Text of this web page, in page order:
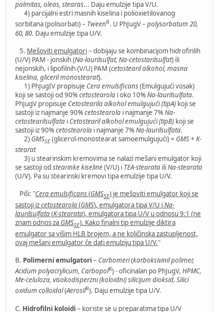
palmitas, oleas, stearas... Daju emulzije tipa V/U.
4) parcijalni estri masnih kiselina i polioxietilovanog
sorbitana (polisorbati) – TweenR. U PhJugV – polysorbatum 20,
60, 80. Daju emulzije tipa U/V.
5. Mešoviti emulgatori– dobijaju se kombinacijom hidrofinlih
(U/V) PAM - jonskih (Na-laurilsulfat, Na-cetostarilsulfat) ili
nejonskih, i lipofilnih (V/U) PAM (cetostearil alkohol, masna
kiselina, gliceril monostearat).
1) PhJugIV propisuje Cera emulsificans(Emulgujući vosak)
koji se sastoji od 90%cetostearola i oko 10%Na-laurilsulfata.
PhJugV propisuje Cetostearila alkohol emulgujući (tipA) koji se
sastoji iz najmanje 90%cetostearola i najmanje 7%Na-
cetostearilsulfata i Cetostearil alkohol emulgujući (tipB) koji se
sastoji iz 90%cetostearola i najmanje 7%Na-laurilsulfata.
2) GMSSE (glicerol-monostearat samoemulgujući) = GMS+ K-
stearat
3) u stearinskim kremovima se nalazi mešani emulgator koji
se sastoji od stearinke kiseline(V/U) i TEA-stearata iliNa-stearata
(U/V). Pa su stearinski kremovi tipa emulzije tipa U/V.
Piši: "Cera emulsificans(GMSSE) je mešoviti emulgator koji se
sastoji izcetostearola(GMS), emulgatora tipa V/U iNa-
laurilsulfata(K-stearata), emulgatora tipa U/V u odnosu 9:1 (ne
znam odnos za GMSSE). Kako finalni tip emulzije diktira
emulgator sa višim HLB brojem, a ne količinska zastupljenost,
ovaj mešani emulgator će dati emulziju tipa U/V."
B. Polimerni emulgatori – Carbomeri(karboksivinil polimer,
Acidum polyacrylicum, CarbopolR) - oficinalan po PhJugV, HPMC,
Me-celuloza, visokodisperzni (koloidni) silicijum dioksid, Silici
oxidum colloidal(AerosilR). Daju emulzije tipa U/V.
C. Hidrofilni koloidi – koriste se u preparatima tipa U/V